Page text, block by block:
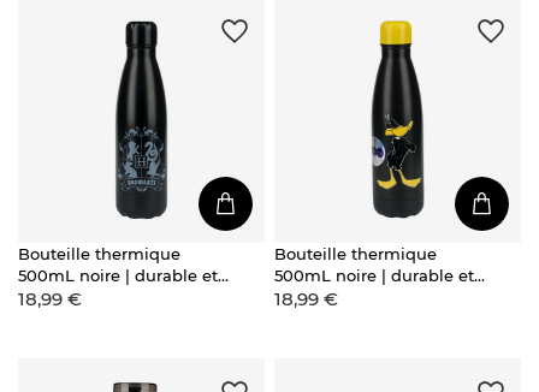
Bouteille thermique
500mL noire | durable et
pratique | Harry Potter |
18,99 €
Bouteille thermique
500mL noire | durable et
pratique | Warner Bros |
18,99 €